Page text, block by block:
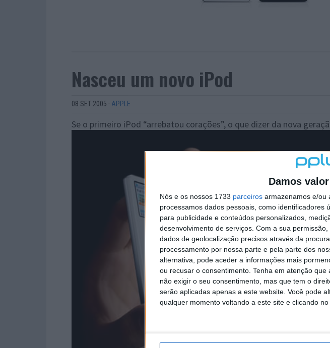
Damos
Nós e os nossos 1733 parceiros armazenamos e/ou
processamos dados pessoais, como
para publicidade e conteúdos personalizados,
desenvolvimento de serviços. Com a sua
dados de geolocalização precisos através da
processamento por nossa parte e pela parte dos
alternativa, pode aceder a informações mais
ou recusar o consentimento. Tenha em atenção que
não exigir o seu consentimento, mas que tem o
serão aplicadas apenas a este website. Você pode
qualquer momento voltando a este site e clicando
Nasceu um novo iPod
08 SET 2005 · APPLE
Se o primeiro iPod “arrebatou corações”, o que dizer da nova